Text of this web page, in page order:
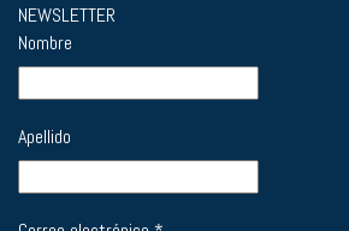
NEWSLETTER
Nombre
Apellido